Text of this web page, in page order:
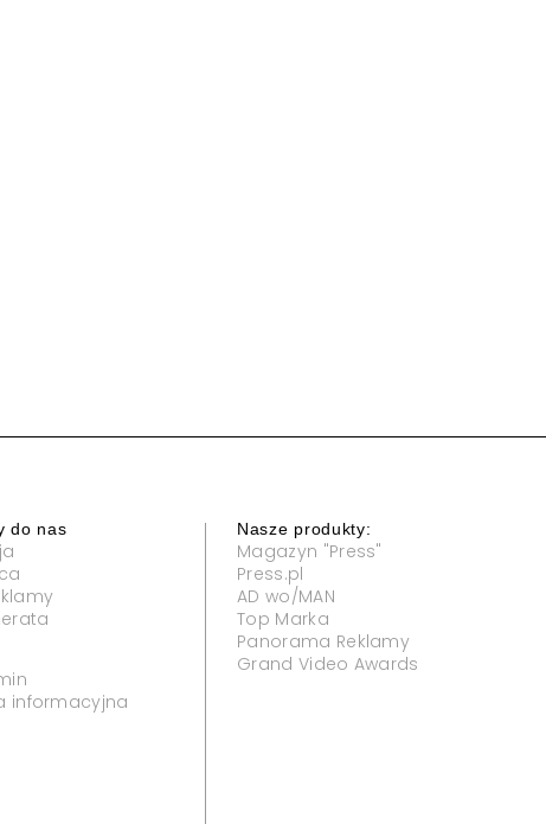
do nas
informacyjna
Nasze produkty:
Magazyn "Press"
Press.pl
AD wo/MAN
Top Marka
Panorama Reklamy
Grand Video Awards